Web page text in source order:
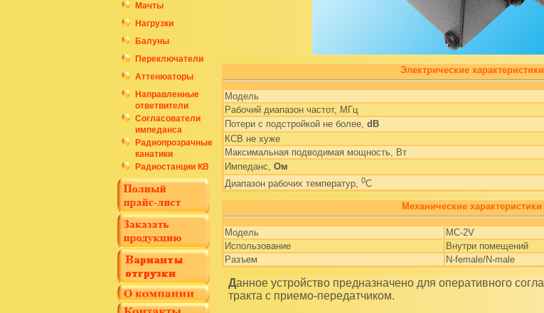
Мачты
Нагрузки
Балуны
Переключатели
Аттенюаторы
Направленные
ответвители
Согласователи
импеданса
Радиопрозрачные
канатики
Радиостанции КВ
Электрические характеристики
Модель
Рабочий диапазон частот, МГц
Потери с подстройкой не более, dB
КСВ не хуже
Максимальная подводимая мощность, Вт
Импеданс, Ом
Диапазон рабочих температур, 0C
Механические характеристики
Модель
MC-2V
Использование
Внутри помещений
Разъем
N-female/N-male
Данное устройство предназначено для оперативного согласования антенно-фидерного
тракта с приемо-передатчиком.